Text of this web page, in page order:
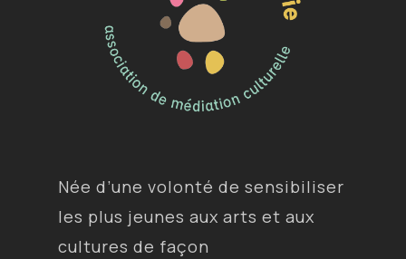
Née d’une volonté de sensibiliser
les plus jeunes aux arts et aux
cultures de façon